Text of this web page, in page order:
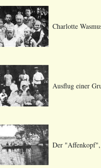
Charlotte
Ausflug einer
Der "Affenkopf",